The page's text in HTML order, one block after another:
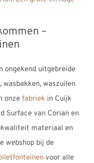
–
ongekend uitgebreide
, wasbakken, waszuilen
onze fabriek in Cuijk
Surface van Corian en
materiaal en
webshop bij de
voor alle